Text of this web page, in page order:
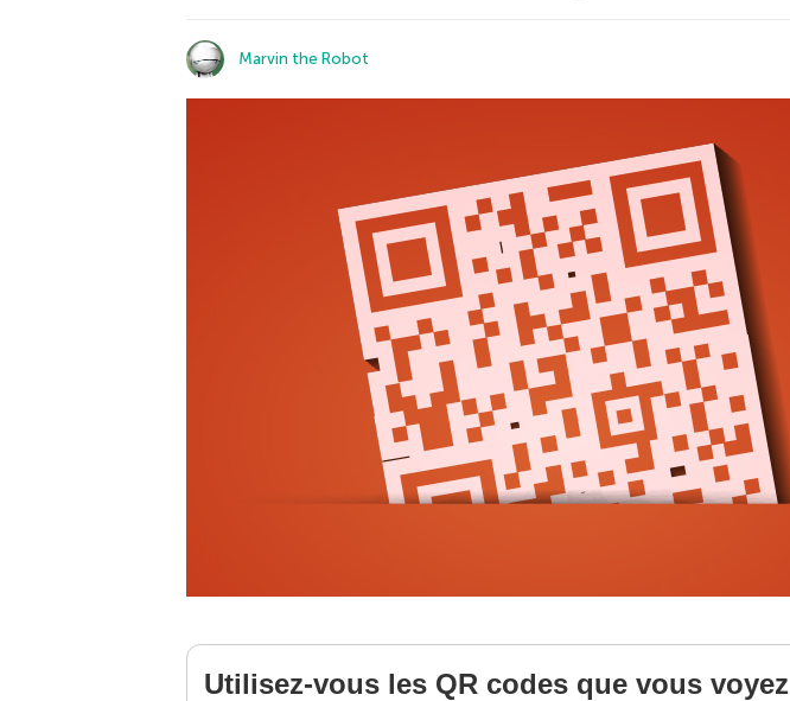
Marvin the Robot
Utilisez-vous les QR codes que vous